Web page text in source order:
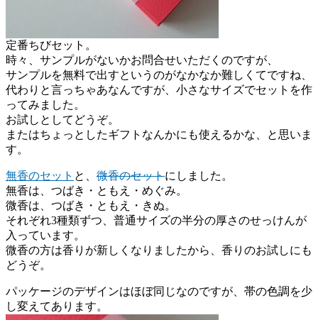
定番ちびセット。
時々、サンプルがないかお問合せいただくのですが、
サンプルを無料で出すというのがなかなか難しくてですね、
代わりと言っちゃあなんですが、小さなサイズでセットを作
ってみました。
お試しとしてどうぞ。
またはちょっとしたギフトなんかにも使えるかな、と思いま
す。
無香のセット と、 微香のセットにしました。
無香は、つばき・ともえ・めぐみ。
微香は、つばき・ともえ・きぬ。
それぞれ3種類ずつ、普通サイズの半分の厚さのせっけんが
入っています。
微香の方は香りが新しくなりましたから、香りのお試しにも
どうぞ。
パッケージのデザインはほぼ同じなのですが、帯の色調を少
し変えてあります。